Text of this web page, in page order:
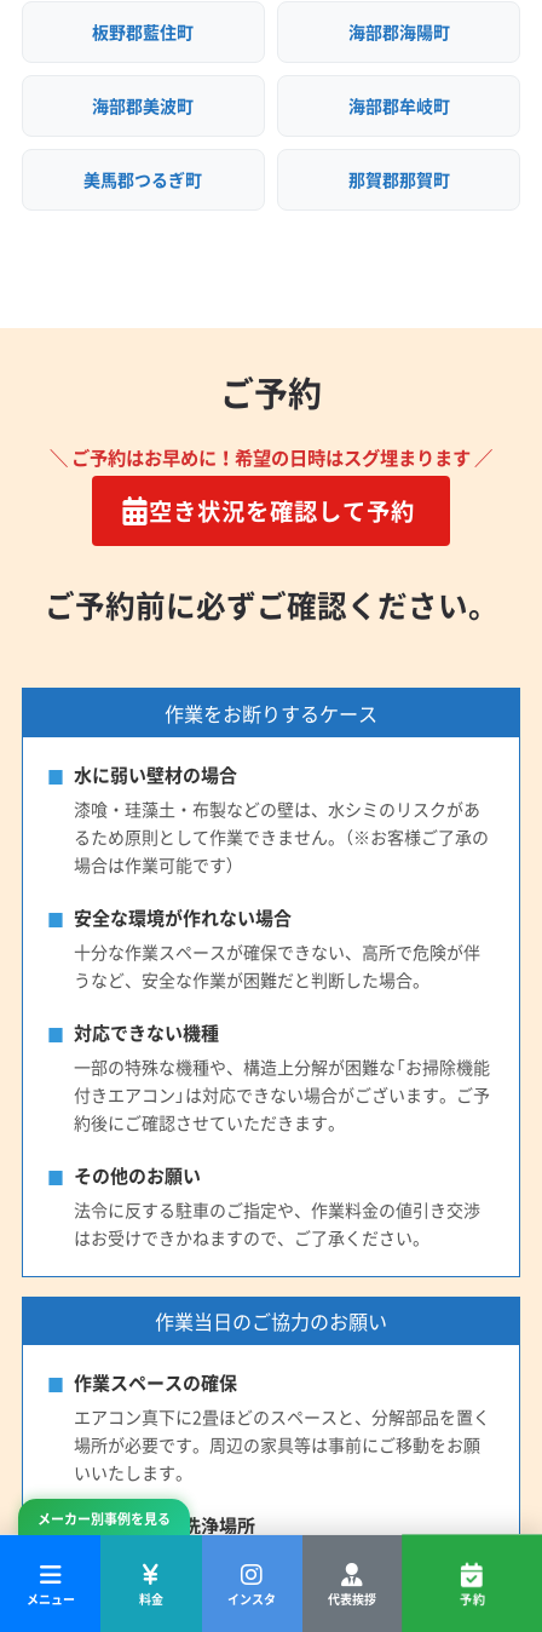
板野郡藍住町 海部郡海陽町
海部郡美波町 海部郡牟岐町
美馬郡つるぎ町 那賀郡那賀町
メーカー別事例を見る
メニュー 料金 インスタ 代表挨拶 予約
ご予約
＼ ご予約はお早めに！希望の日時はスグ埋まります ／
空き状況を確認して予約
ご予約前に必ずご確認ください。
作業をお断りするケース
水に弱い壁材の場合
漆喰・珪藻土・布製などの壁は、水シミのリスクがあ
るため原則として作業できません。（※お客様ご了承の
場合は作業可能です）
安全な環境が作れない場合
十分な作業スペースが確保できない、高所で危険が伴
うなど、安全な作業が困難だと判断した場合。
対応できない機種
一部の特殊な機種や、構造上分解が困難な「お掃除機能
付きエアコン」は対応できない場合がございます。ご予
約後にご確認させていただきます。
その他のお願い
法令に反する駐車のご指定や、作業料金の値引き交渉
はお受けできかねますので、ご了承ください。
作業当日のご協力のお願い
作業スペースの確保
エアコン真下に2畳ほどのスペースと、分解部品を置く
場所が必要です。周辺の家具等は事前にご移動をお願
いいたします。
電気・水道・洗浄場所
作業のため電気・水道と、部品洗浄のためのベランダ
や浴室などのスペースと排水場所をお貸しください。